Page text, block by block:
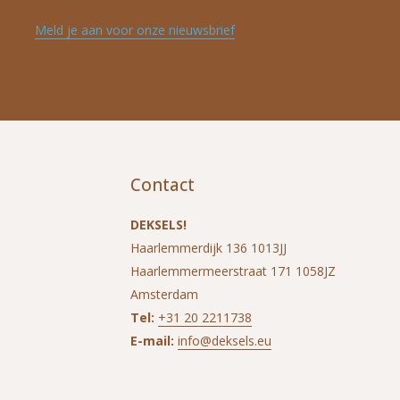
Meld je aan voor onze nieuwsbrief
Contact
DEKSELS!
Haarlemmerdijk 136 1013JJ
Haarlemmermeerstraat 171 1058JZ
Amsterdam
Tel: +31 20 2211738
E-mail: info@deksels.eu